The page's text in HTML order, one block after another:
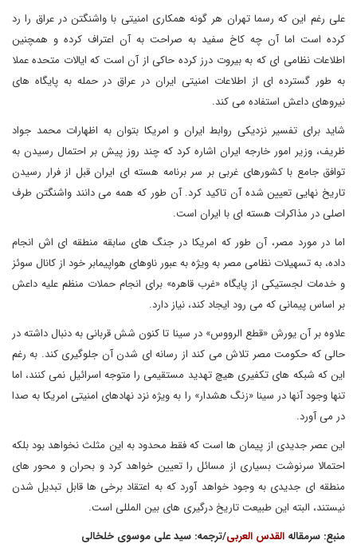
علی رغم این که رسما تهران هر گونه همکاری امنیتی با واشنگتن در عراق را رد
کرده است اما آن چه کاخ سفید به صراحت به آن اعتراف کرده و همچنین
اطلاعات نظامی ای که به بیروت درز کرده حاکی از آن است که ایالات متحده عملا
به طور گسترده ای از اطلاعات امنیتی ایران در عراق در حمله به پایگاه های
نیروهای داعش استفاده می کند.
شاید برای تفسیر نزدیکی روابط ایران و امریکا بتوان به اظهارات محمد جواد
ظریف، وزیر امور خارجه ایران اشاره کرد که چند روز پیش بر احتمال رسیدن به
توافق جامع با کشورهای غربی بر سر برنامه هسته ای ایران قبل از فرار رسیدن
تاریخ نهایی تعیین شده آن تاکید کرد. آن طور که همه می دانند واشنگتن طرف
اصلی در مذاکرات هسته ای با ایران است.
اما در مورد مصر، آن طور که امریکا در جنگ های سابقه منطقه ای اش انجام
داده، به تسهیلات نظامی مصر به ویژه به عبور ناوهای هواپیمابر خود از کانال سوئز
و خدمات لجستیکی از پایگاه «غرب قاهره» برای انجام حملات منظم علیه داعش
بر اساس پیمانی که می رود ایجاد کند، نیاز دارد.
علاوه بر آن یورش «قطع الرووس» در سینا تا کنون شش قربانی به دنبال داشته در
حالی که حکومت مصر تلاش می کند از رسانه ای شدن آن جلوگیری کند. به رغم
این که شبکه های تکفیری هیچ تهدید مستقیمی را متوجه اسرائیل نمی کنند، اما
تنها وجود آنها در سینا «زنگ هشدار» را به ویژه نزد نهادهای امنیتی امریکا به صدا
در می آورد.
این عصر جدیدی از پیمان ها است که فقط محدود به این مثلث نخواهد بود بلکه
احتمالا سرنوشت بسیاری از مسائل را تعیین خواهد کرد و بحران و محور های
منطقه ای جدیدی به وجود خواهد آورد که به اعتقاد برخی ها قابل تبدیل شدن
نیستند، البته این طبیعت تاریخ درگیری های بین المللی است.
منبع: سرمقاله القدس العربی/ترجمه: سید علی موسوی خلخالی